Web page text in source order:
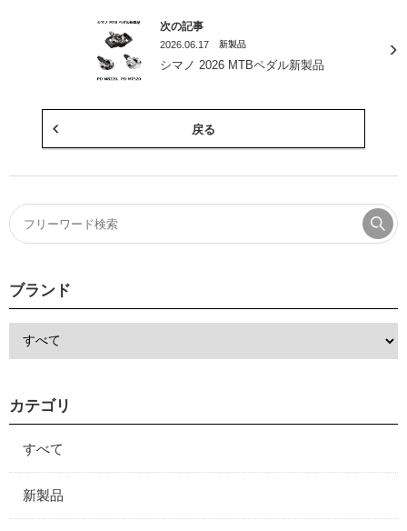
次の記事
2026.06.17 新製品
シマノ 2026 MTBペダル新製品
戻る
ブランド
カテゴリ
すべて
新製品